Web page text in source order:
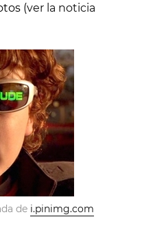
(ver la noticia
de i.pinimg.com